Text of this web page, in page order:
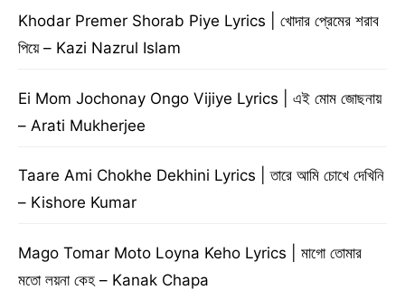
Khodar Premer Shorab Piye Lyrics | খোদার প্রেমের শরাব
পিয়ে – Kazi Nazrul Islam
Ei Mom Jochonay Ongo Vijiye Lyrics | এই মোম জোছনায়
– Arati Mukherjee
Taare Ami Chokhe Dekhini Lyrics | তারে আমি চোখে দেখিনি
– Kishore Kumar
Mago Tomar Moto Loyna Keho Lyrics | মাগো তোমার
মতো লয়না কেহ – Kanak Chapa